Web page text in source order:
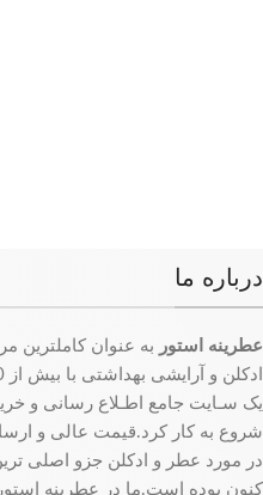
درباره ما
عطرینه استور به عنوان کاملترین
یک سـایت جامع اطـلاع رسانی و
شروع به کار کرد.قیمت عالی و
در مورد عطر و ادکلن جزو اصلی ترین
کنون بوده است.ما در عطرینه